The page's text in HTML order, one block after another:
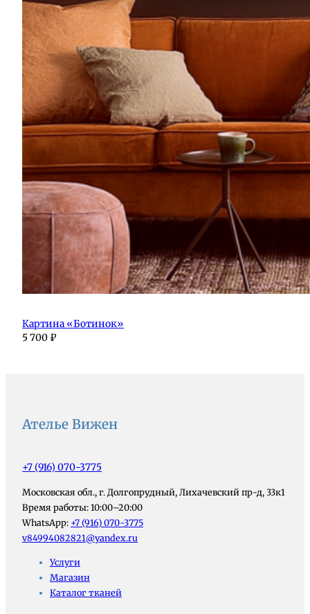
Картина «Ботинок»
5 700 ₽
Ателье Вижен
+7 (916) 070-3775
Московская обл., г. Долгопрудный, Лихачевский пр-д, 33к1
Время работы: 10:00–20:00
WhatsApp: +7 (916) 070-3775
v84994082821@yandex.ru
Услуги
Магазин
Каталог тканей